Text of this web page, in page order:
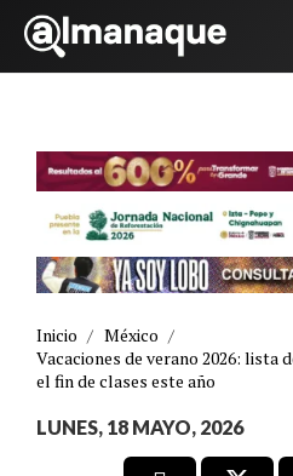
Inicio / México /
Vacaciones de verano 2026: lista
el fin de clases este año
LUNES, 18 MAYO, 2026